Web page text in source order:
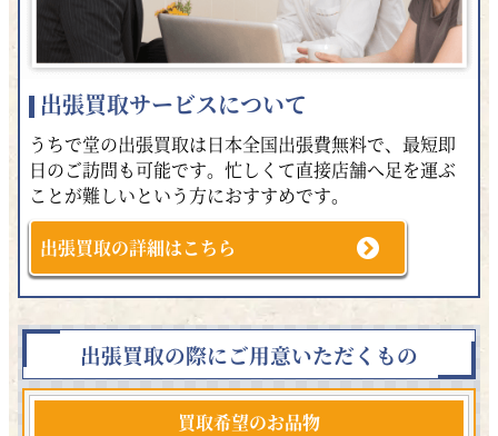
出張買取サービスについて
うちで堂の出張買取は日本全国出張費無料で、最短即
日のご訪問も可能です。忙しくて直接店舗へ足を運ぶ
ことが難しいという方におすすめです。
出張買取の詳細はこちら
出張買取の際にご用意いただくもの
買取希望のお品物